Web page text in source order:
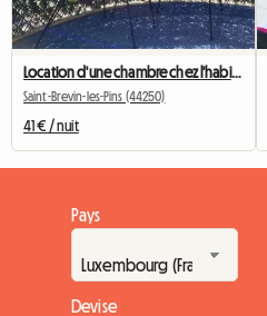
Location d'une chambre chez l'habitant centre St brévin
Saint-Brevin-les-Pins (44250)
41 € / nuit
Pays
Devise